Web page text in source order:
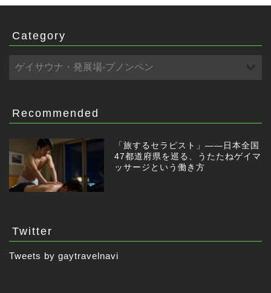
Category
Recommended
「旅するセラピスト」——日本全国
47都道府県を巡る、うたたねゲイマ
ッサージという働き方
Twitter
Tweets by gaytravelnavi